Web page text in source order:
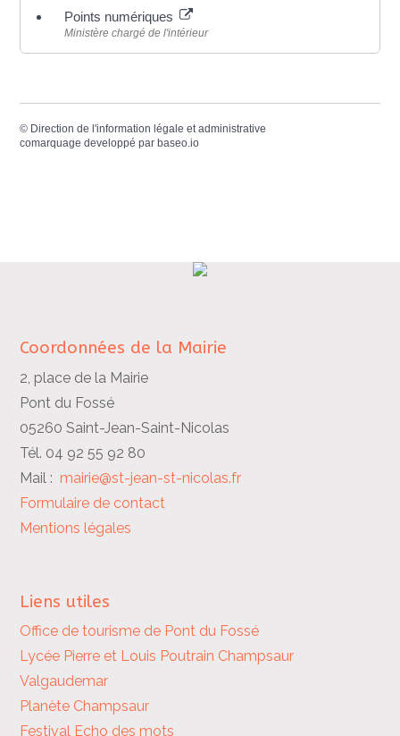
Points numériques
Ministère chargé de l'intérieur
© Direction de l'information légale et administrative
comarquage developpé par baseo.io
Coordonnées de la Mairie
2, place de la Mairie
Pont du Fossé
05260 Saint-Jean-Saint-Nicolas
Tél. 04 92 55 92 80
Mail :mairie@st-jean-st-nicolas.fr
Formulaire de contact
Mentions légales
Liens utiles
Office de tourisme de Pont du Fossé
Lycée Pierre et Louis Poutrain Champsaur
Valgaudemar
Planète Champsaur
Festival Echo des mots